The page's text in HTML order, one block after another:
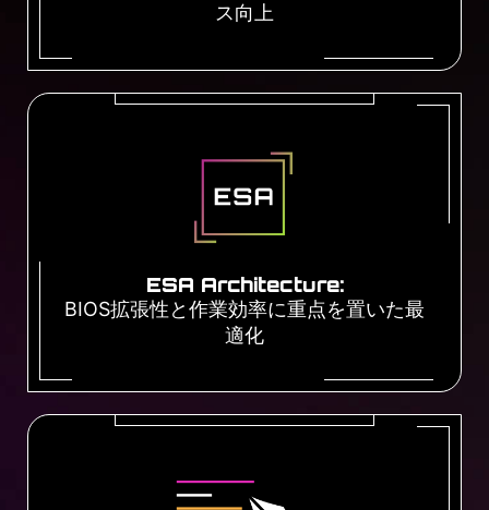
ス向上
ESA Architecture:
BIOS拡張性と作業効率に重点を置いた最
適化